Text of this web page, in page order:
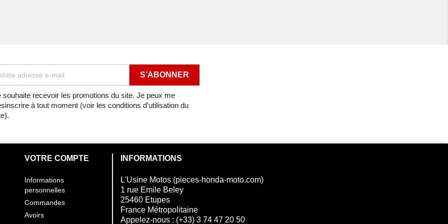
2000 ROUE ARRIERE
de 2000 ROUE ARRIERE
ROUE ARRIERE
ROUE ARRIERE
ROUE ARRIERE
ROUE ARRIERE
souhaite recevoir les promotions du site. Je peux me
à tout moment (voir les conditions d'utilisation du
VOTRE COMPTE
Informations
personnelles
Commandes
Avoirs
INFORMATIONS
L'Usine Motos (pieces-honda-moto.com)
1 rue Emile Beley
25460 Etupes
France Métropolitaine
Appelez-nous : (+33) 3 74 47 20 50